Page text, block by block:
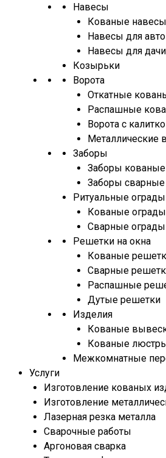
Навесы
Кованые навесы
Навесы для авто
Навесы для дачи
Козырьки
Ворота
Откатные
Распашные
Ворота с
Металлические
Заборы
Заборы кованые
Заборы сварные
Ритуальные ограды
Кованые ограды
Сварные ограды
Решетки на окна
Кованые
Сварные
Распашные
Дутые решетки
Изделия
Кованые
Кованые
Межкомнатные
Услуги
Изготовление кованых
Изготовление
Лазерная резка металла
Сварочные работы
Аргоновая сварка